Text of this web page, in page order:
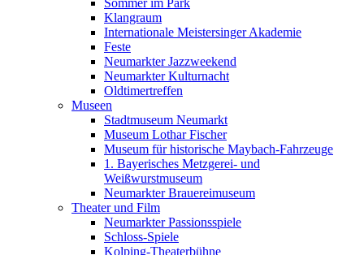
Sommer im Park
Klangraum
Internationale Meistersinger Akademie
Feste
Neumarkter Jazzweekend
Neumarkter Kulturnacht
Oldtimertreffen
Museen
Stadtmuseum Neumarkt
Museum Lothar Fischer
Museum für historische Maybach-Fahrzeuge
1. Bayerisches Metzgerei- und
Weißwurstmuseum
Neumarkter Brauereimuseum
Theater und Film
Neumarkter Passionsspiele
Schloss-Spiele
Kolping-Theaterbühne